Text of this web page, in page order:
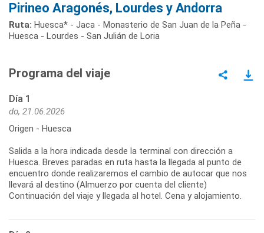
Pirineo Aragonés, Lourdes y Andorra
Ruta: Huesca* - Jaca - Monasterio de San Juan de la Peña -
Huesca - Lourdes - San Julián de Loria
Programa del viaje
Día 1
do, 21.06.2026
Origen - Huesca
Salida a la hora indicada desde la terminal con dirección a
Huesca. Breves paradas en ruta hasta la llegada al punto de
encuentro donde realizaremos el cambio de autocar que nos
llevará al destino (Almuerzo por cuenta del cliente)
Continuación del viaje y llegada al hotel. Cena y alojamiento.